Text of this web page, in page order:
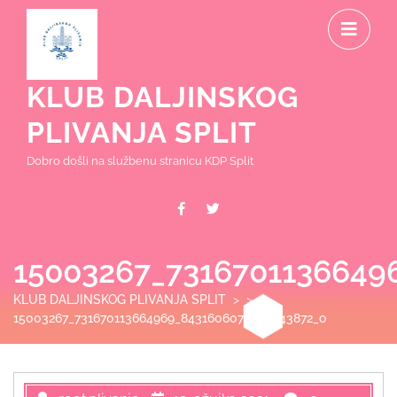
content
KLUB DALJINSKOG
PLIVANJA SPLIT
Dobro došli na službenu stranicu KDP Split
Facebook
KLUB DALJINSKOG PLIVANJA SPLIT > >
15003267_731670113664969_8431606073684343872_o